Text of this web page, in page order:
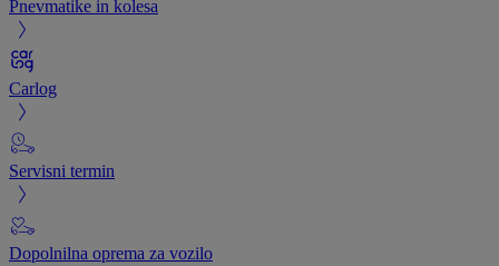
Pnevmatike in kolesa
Carlog
Servisni termin
Dopolnilna oprema za vozilo